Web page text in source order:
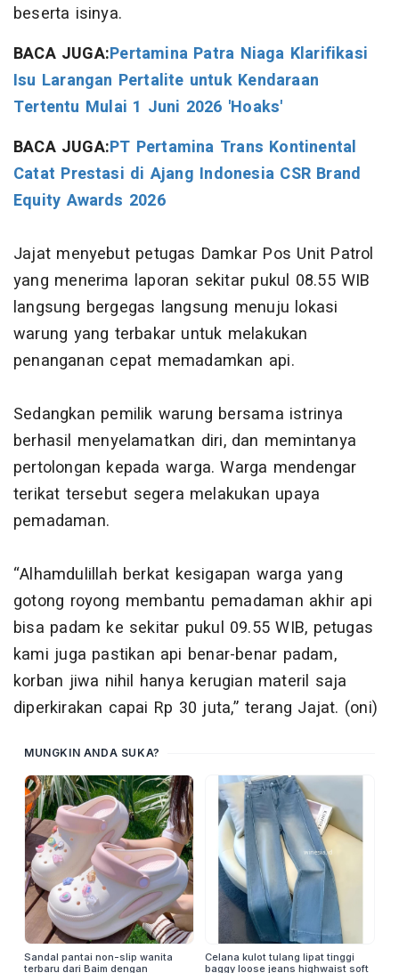
beserta isinya.
BACA JUGA:Pertamina Patra Niaga Klarifikasi
Isu Larangan Pertalite untuk Kendaraan
Tertentu Mulai 1 Juni 2026 'Hoaks'
BACA JUGA:PT Pertamina Trans Kontinental
Catat Prestasi di Ajang Indonesia CSR Brand
Equity Awards 2026
Jajat menyebut petugas Damkar Pos Unit Patrol
yang menerima laporan sekitar pukul 08.55 WIB
langsung bergegas langsung menuju lokasi
warung yang terbakar untuk melakukan
penanganan cepat memadamkan api.
Sedangkan pemilik warung bersama istrinya
berhasil menyelamatkan diri, dan memintanya
pertolongan kepada warga. Warga mendengar
terikat tersebut segera melakukan upaya
pemadaman.
“Alhamdulillah berkat kesigapan warga yang
gotong royong membantu pemadaman akhir api
bisa padam ke sekitar pukul 09.55 WIB, petugas
kami juga pastikan api benar-benar padam,
korban jiwa nihil hanya kerugian materil saja
diperkirakan capai Rp 30 juta,” terang Jajat. (oni)